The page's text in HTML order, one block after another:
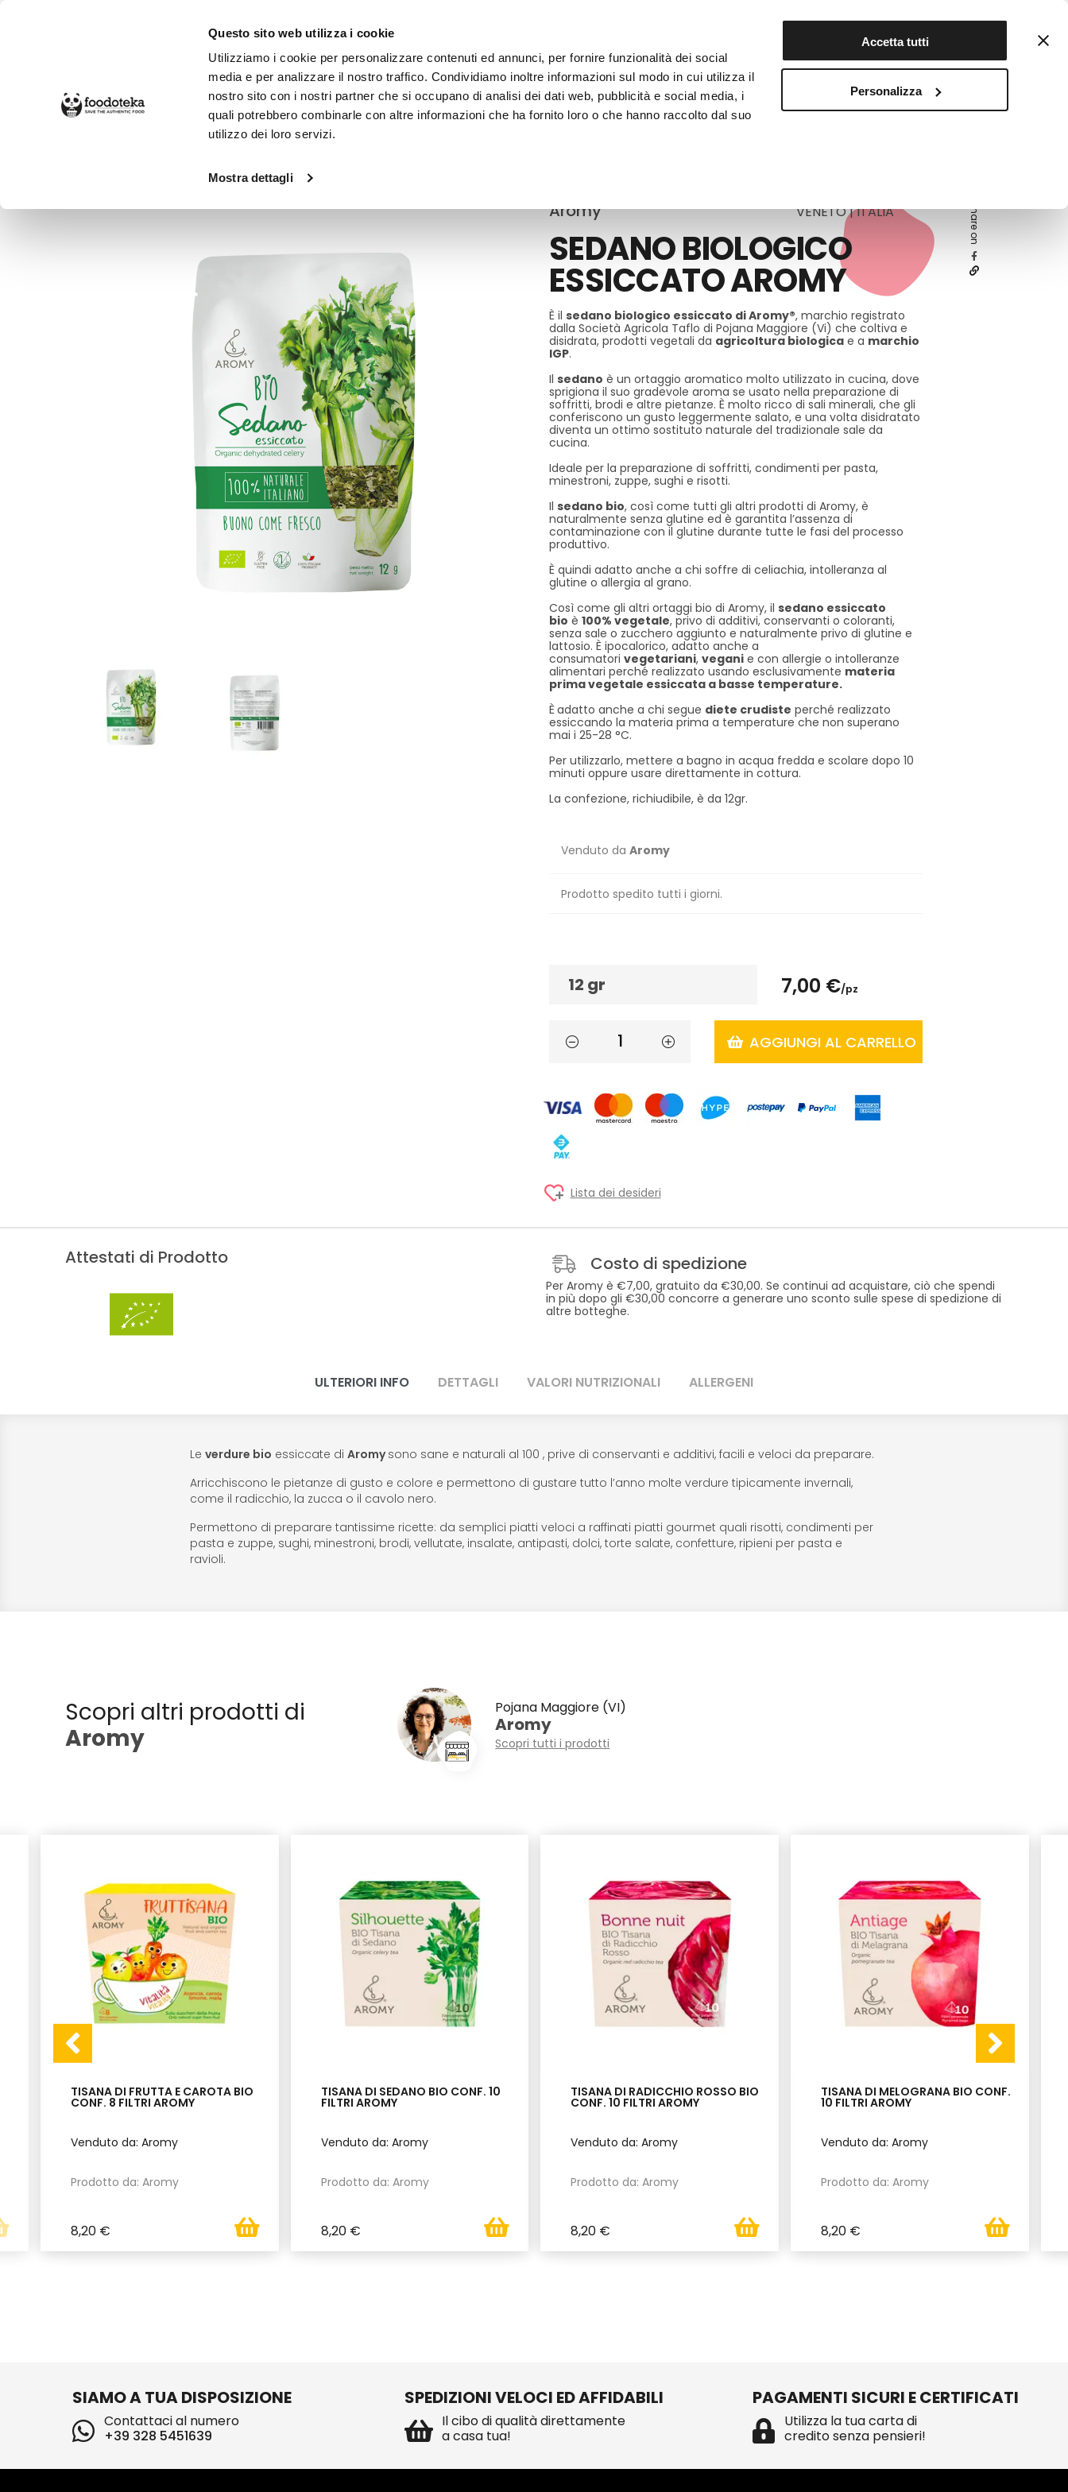
Questo sito web utilizza i cookie
Utilizziamo i cookie per personalizzare contenuti ed annunci, per fornire funzionalità dei social
media e per analizzare il nostro traffico. Condividiamo inoltre informazioni sul modo in cui utilizza il
nostro sito con i nostri partner che si occupano di analisi dei dati web, pubblicità e social media, i
quali potrebbero combinarle con altre informazioni che ha fornito loro o che hanno raccolto dal suo
utilizzo dei loro servizi.
Mostra dettagli
Accetta tutti
Personalizza
Registrati
SPESA ONLINE DA NON PERDERE LE BOTTEGHE INFOTEKA CIBO AUTENTICO
Aromy VENETO | ITALIA
SEDANO BIOLOGICO
ESSICCATO AROMY
È il sedano biologico essiccato di Aromy®, marchio registrato
dalla Società Agricola Taflo di Pojana Maggiore (Vi) che coltiva e
disidrata, prodotti vegetali da agricoltura biologica e a marchio
IGP.
Il sedano è un ortaggio aromatico molto utilizzato in cucina, dove
sprigiona il suo gradevole aroma se usato nella preparazione di
soffritti, brodi e altre pietanze. È molto ricco di sali minerali, che gli
conferiscono un gusto leggermente salato, e una volta disidratato
diventa un ottimo sostituto naturale del tradizionale sale da
cucina.
Ideale per la preparazione di soffritti, condimenti per pasta,
minestroni, zuppe, sughi e risotti.
Il sedano bio, così come tutti gli altri prodotti di Aromy, è
naturalmente senza glutine ed è garantita l’assenza di
contaminazione con il glutine durante tutte le fasi del processo
produttivo.
È quindi adatto anche a chi soffre di celiachia, intolleranza al
glutine o allergia al grano.
Così come gli altri ortaggi bio di Aromy, il sedano essiccato
bio è 100% vegetale, privo di additivi, conservanti o coloranti,
senza sale o zucchero aggiunto e naturalmente privo di glutine e
lattosio. È ipocalorico, adatto anche a
consumatori vegetariani, vegani e con allergie o intolleranze
alimentari perché realizzato usando esclusivamente materia
prima vegetale essiccata a basse temperature.
Èadatto anche a chi segue diete crudiste perché realizzato
essiccando la materia prima a temperature che non superano
mai i 25-28 °C.
Per utilizzarlo, mettere a bagno in acqua fredda e scolare dopo 10
minuti oppure usare direttamente in cottura.
La confezione, richiudibile, è da 12gr.
Venduto da Aromy
Prodotto spedito tutti i giorni.
12 gr 7,00 €/pz
AGGIUNGI AL CARRELLO
Lista dei desideri
Share on
Attestati di Prodotto Costo di spedizione
Per Aromy è €7,00, gratuito da €30,00. Se continui ad acquistare, ciò che spendi
in più dopo gli €30,00 concorre a generare uno sconto sulle spese di spedizione di
altre botteghe.
ULTERIORI INFO DETTAGLI VALORI NUTRIZIONALI ALLERGENI
Le verdure bio essiccate di Aromysono sane e naturali al 100 , prive di conservanti e additivi, facili e veloci da preparare.
Arricchiscono le pietanze di gusto e colore e permettono di gustare tutto l’anno molte verdure tipicamente invernali,
come il radicchio, la zucca o il cavolo nero.
Permettono di preparare tantissime ricette: da semplici piatti veloci a raffinati piatti gourmet quali risotti, condimenti per
pasta e zuppe, sughi, minestroni, brodi, vellutate, insalate, antipasti, dolci, torte salate, confetture, ripieni per pasta e
ravioli.
Scopri altri prodotti di
Aromy
Pojana Maggiore (VI)
Aromy
Scopri tutti i prodotti
TISANA DI FRUTTA E CAROTA BIO
CONF. 8 FILTRI AROMY
Venduto da: Aromy
Prodotto da: Aromy
8,20 €
TISANA DI SEDANO BIO CONF. 10
FILTRI AROMY
Venduto da: Aromy
Prodotto da: Aromy
8,20 €
TISANA DI RADICCHIO ROSSO BIO
CONF. 10 FILTRI AROMY
Venduto da: Aromy
Prodotto da: Aromy
8,20 €
TISANA DI MELOGRANA BIO CONF.
10 FILTRI AROMY
Venduto da: Aromy
Prodotto da: Aromy
8,20 €
SIAMO A TUA DISPOSIZIONE
Contattaci al numero
+39 328 5451639
SPEDIZIONI VELOCI ED AFFIDABILI
Il cibo di qualità direttamente
a casa tua!
PAGAMENTI SICURI E CERTIFICATI
Utilizza la tua carta di
credito senza pensieri!